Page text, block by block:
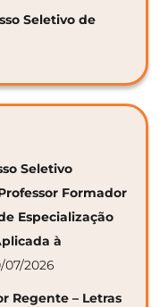
Seletivo de
Seletivo
Formador
Especialização
à
07/2026
Regente – Letras